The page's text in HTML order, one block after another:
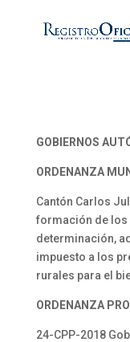
GOBIERNOS
ORDENANZA
Cantón Carlos
formación de los
determinación,
impuesto a los
rurales para el
ORDENANZA
24-CPP-2018